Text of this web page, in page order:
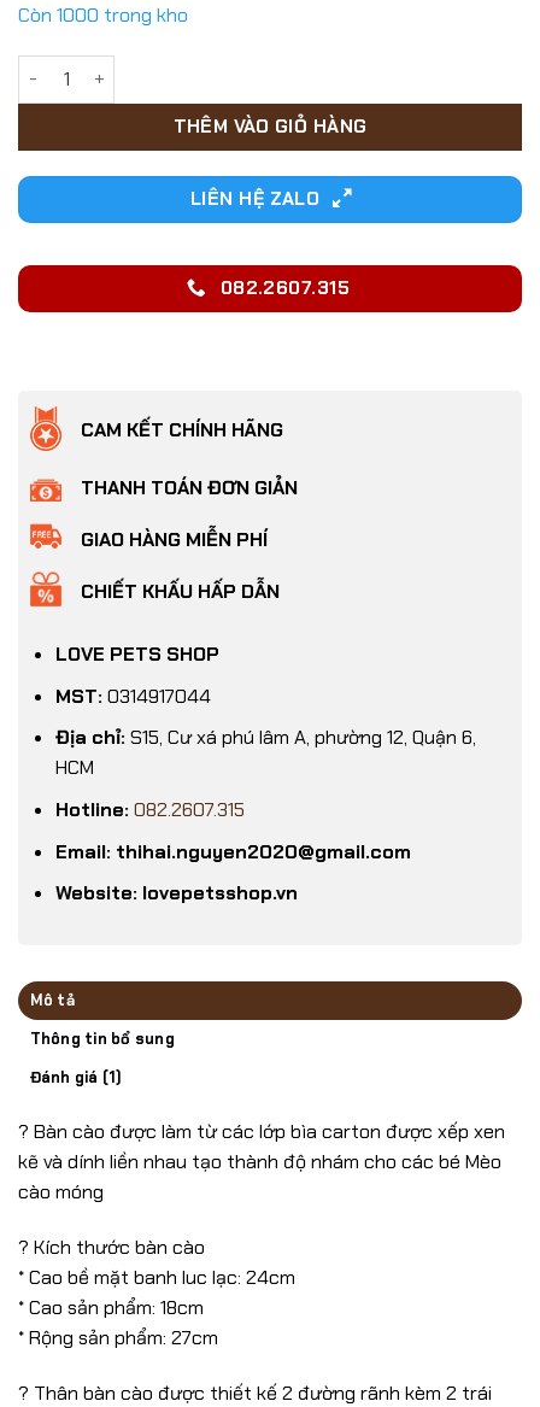
95,000₫.
Còn 1000 trong kho
BÀN CÀO MÓNG CHO MÈO HÌNH TAM GIÁC KÈM 2 BANH LỤC
THÊM VÀO GIỎ HÀNG
LIÊN HỆ ZALO
082.2607.315
CAM KẾT CHÍNH HÃNG
THANH TOÁN ĐƠN GIẢN
GIAO HÀNG MIỄN PHÍ
CHIẾT KHẤU HẤP DẪN
LOVE PETS SHOP
MST: 0314917044
Địa chỉ: S15, Cư xá phú lâm A, phường 12, Quận 6,
HCM
Hotline: 082.2607.315
Email: thihai.nguyen2020@gmail.com
Website: lovepetsshop.vn
Mô tả
Thông tin bổ sung
Đánh giá (1)
? Bàn cào được làm từ các lớp bìa carton được xếp xen
kẽ và dính liền nhau tạo thành độ nhám cho các bé Mèo
cào móng
? Kích thước bàn cào
* Cao bề mặt banh luc lạc: 24cm
* Cao sản phẩm: 18cm
* Rộng sản phẩm: 27cm
? Thân bàn cào được thiết kế 2 đường rãnh kèm 2 trái